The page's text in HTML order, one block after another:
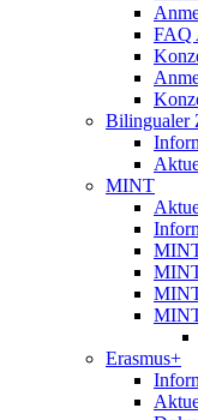
FAQ
Bilingualer
MINT
Erasmus+